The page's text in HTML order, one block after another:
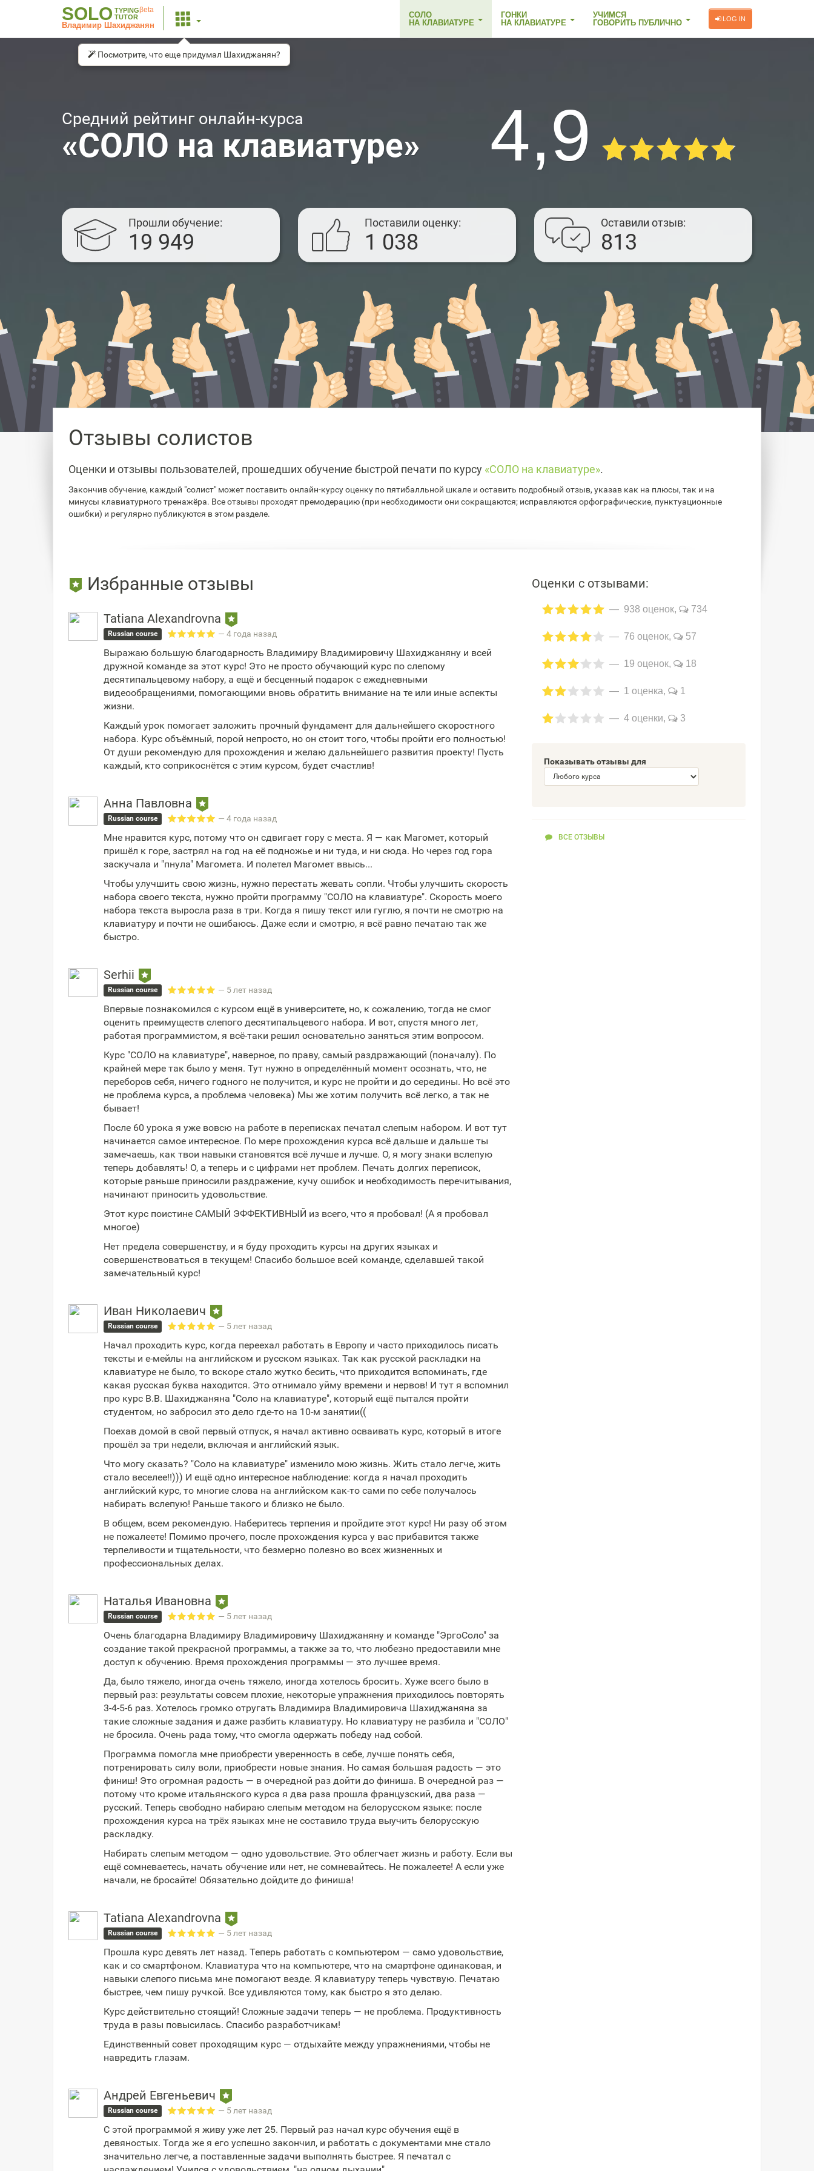
SOLO TYPING
TUTOR
βeta
Владимир Шахиджанян
СОЛО
НА КЛАВИАТУРЕ
ГОНКИ
НА КЛАВИАТУРЕ
УЧИМСЯ
ГОВОРИТЬ ПУБЛИЧНО
LOG IN
Средний рейтинг онлайн-курса
«СОЛО на клавиатуре» 4,9
Прошли обучение
19 949
Поставили оценку
1 038
Оставили отзыв
813
Отзывы солистов
Оценки и отзывы пользователей, прошедших обучение быстрой печати по курсу «СОЛО на клавиатуре».
Закончив обучение, каждый "солист" может поставить онлайн-курсу оценку по пятибалльной шкале и оставить подробный отзыв, указав как на плюсы, так и на
минусы клавиатурного тренажёра. Все отзывы проходят премодерацию (при необходимости они сокращаются; исправляются орфографические, пунктуационные
ошибки) и регулярно публикуются в этом разделе.
Избранные отзывы
Tatiana Alexandrovna
Russian course — 4 года назад
Выражаю большую благодарность Владимиру Владимировичу Шахиджаняну и всей
дружной команде за этот курс! Это не просто обучающий курс по слепому
десятипальцевому набору, а ещё и бесценный подарок с ежедневными
видеообращениями, помогающими вновь обратить внимание на те или иные аспекты
жизни.
Каждый урок помогает заложить прочный фундамент для дальнейшего скоростного
набора. Курс объёмный, порой непросто, но он стоит того, чтобы пройти его полностью!
От души рекомендую для прохождения и желаю дальнейшего развития проекту! Пусть
каждый, кто соприкоснётся с этим курсом, будет счастлив!
Анна Павловна
Russian course — 4 года назад
Мне нравится курс, потому что он сдвигает гору с места. Я — как Магомет, который
пришёл к горе, застрял на год на её подножье и ни туда, и ни сюда. Но через год гора
заскучала и "пнула" Магомета. И полетел Магомет ввысь...
Чтобы улучшить свою жизнь, нужно перестать жевать сопли. Чтобы улучшить скорость
набора своего текста, нужно пройти программу "СОЛО на клавиатуре". Скорость моего
набора текста выросла раза в три. Когда я пишу текст или гуглю, я почти не смотрю на
клавиатуру и почти не ошибаюсь. Даже если и смотрю, я всё равно печатаю так же
быстро.
Serhii
Russian course — 5 лет назад
Впервые познакомился с курсом ещё в университете, но, к сожалению, тогда не смог
оценить преимуществ слепого десятипальцевого набора. И вот, спустя много лет,
работая программистом, я всё-таки решил основательно заняться этим вопросом.
Курс "СОЛО на клавиатуре", наверное, по праву, самый раздражающий (поначалу). По
крайней мере так было у меня. Тут нужно в определённый момент осознать, что, не
переборов себя, ничего годного не получится, и курс не пройти и до середины. Но всё это
не проблема курса, а проблема человека) Мы же хотим получить всё легко, а так не
бывает!
После 60 урока я уже вовсю на работе в переписках печатал слепым набором. И вот тут
начинается самое интересное. По мере прохождения курса всё дальше и дальше ты
замечаешь, как твои навыки становятся всё лучше и лучше. О, я могу знаки вслепую
теперь добавлять! О, а теперь и с цифрами нет проблем. Печать долгих переписок,
которые раньше приносили раздражение, кучу ошибок и необходимость перечитывания,
начинают приносить удовольствие.
Этот курс поистине САМЫЙ ЭФФЕКТИВНЫЙ из всего, что я пробовал! (А я пробовал
многое)
Нет предела совершенству, и я буду проходить курсы на других языках и
совершенствоваться в текущем! Спасибо большое всей команде, сделавшей такой
замечательный курс!
Иван Николаевич
Russian course — 5 лет назад
Начал проходить курс, когда переехал работать в Европу и часто приходилось писать
тексты и е-мейлы на английском и русском языках. Так как русской раскладки на
клавиатуре не было, то вскоре стало жутко бесить, что приходится вспоминать, где
какая русская буква находится. Это отнимало уйму времени и нервов! И тут я вспомнил
про курс В.В. Шахиджаняна "Соло на клавиатуре", который ещё пытался пройти
студентом, но забросил это дело где-то на 10-м занятии((
Поехав домой в свой первый отпуск, я начал активно осваивать курс, который в итоге
прошёл за три недели, включая и английский язык.
Что могу сказать? "Соло на клавиатуре" изменило мою жизнь. Жить стало легче, жить
стало веселее!!))) И ещё одно интересное наблюдение: когда я начал проходить
английский курс, то многие слова на английском как-то сами по себе получалось
набирать вслепую! Раньше такого и близко не было.
В общем, всем рекомендую. Наберитесь терпения и пройдите этот курс! Ни разу об этом
не пожалеете! Помимо прочего, после прохождения курса у вас прибавится также
терпеливости и тщательности, что безмерно полезно во всех жизненных и
профессиональных делах.
Наталья Ивановна
Russian course — 5 лет назад
Очень благодарна Владимиру Владимировичу Шахиджаняну и команде "ЭргоСоло" за
создание такой прекрасной программы, а также за то, что любезно предоставили мне
доступ к обучению. Время прохождения программы — это лучшее время.
Да, было тяжело, иногда очень тяжело, иногда хотелось бросить. Хуже всего было в
первый раз: результаты совсем плохие, некоторые упражнения приходилось повторять
3-4-5-6 раз. Хотелось громко отругать Владимира Владимировича Шахиджаняна за
такие сложные задания и даже разбить клавиатуру. Но клавиатуру не разбила и "СОЛО"
не бросила. Очень рада тому, что смогла одержать победу над собой.
Программа помогла мне приобрести уверенность в себе, лучше понять себя,
потренировать силу воли, приобрести новые знания. Но самая большая радость — это
финиш! Это огромная радость — в очередной раз дойти до финиша. В очередной раз —
потому что кроме итальянского курса я два раза прошла французский, два раза —
русский. Теперь свободно набираю слепым методом на белорусском языке: после
прохождения курса на трёх языках мне не составило труда выучить белорусскую
раскладку.
Набирать слепым методом — одно удовольствие. Это облегчает жизнь и работу. Если вы
ещё сомневаетесь, начать обучение или нет, не сомневайтесь. Не пожалеете! А если уже
начали, не бросайте! Обязательно дойдите до финиша!
Tatiana Alexandrovna
Russian course — 5 лет назад
Прошла курс девять лет назад. Теперь работать с компьютером — само удовольствие,
как и со смартфоном. Клавиатура что на компьютере, что на смартфоне одинаковая, и
навыки слепого письма мне помогают везде. Я клавиатуру теперь чувствую. Печатаю
быстрее, чем пишу ручкой. Все удивляются тому, как быстро я это делаю.
Курс действительно стоящий! Сложные задачи теперь — не проблема. Продуктивность
труда в разы повысилась. Спасибо разработчикам!
Единственный совет проходящим курс — отдыхайте между упражнениями, чтобы не
навредить глазам.
Андрей Евгеньевич
Russian course — 5 лет назад
С этой программой я живу уже лет 25. Первый раз начал курс обучения ещё в
девяностых. Тогда же я его успешно закончил, и работать с документами мне стало
значительно легче, а поставленные задачи выполнять быстрее. Я печатал с
Оценки с отзывами:
938 оценок, 734
76 оценок, 57
19 оценок, 18
1 оценка, 1
4 оценки, 3
Показывать отзывы для
ВСЕ ОТЗЫВЫ
Посмотрите, что еще придумал Шахиджанян?